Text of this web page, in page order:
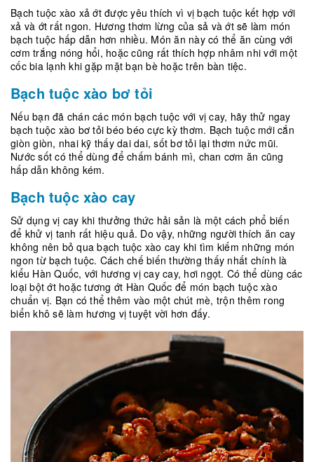
Bạch tuộc xào xả ớt được yêu thích vì vị bạch tuộc kết hợp với
xả và ớt rất ngon. Hương thơm lừng của sả và ớt sẽ làm món
bạch tuộc hấp dẫn hơn nhiều. Món ăn này có thể ăn cùng với
cơm trắng nóng hổi, hoặc cũng rất thích hợp nhâm nhi với một
cốc bia lạnh khi gặp mặt bạn bè hoặc trên bàn tiệc.
Bạch tuộc xào bơ tỏi
Nếu bạn đã chán các món bạch tuộc với vị cay, hãy thử ngay
bạch tuộc xào bơ tỏi béo béo cực kỳ thơm. Bạch tuộc mới cắn
giòn giòn, nhai kỹ thấy dai dai, sốt bơ tỏi lại thơm nức mũi.
Nước sốt có thể dùng để chấm bánh mì, chan cơm ăn cũng
hấp dẫn không kém.
Bạch tuộc xào cay
Sử dụng vị cay khi thưởng thức hải sản là một cách phổ biến
để khử vị tanh rất hiệu quả. Do vậy, những người thích ăn cay
không nên bỏ qua bạch tuộc xào cay khi tìm kiếm những món
ngon từ bạch tuộc. Cách chế biến thường thấy nhất chính là
kiểu Hàn Quốc, với hương vị cay cay, hơi ngọt. Có thể dùng các
loại bột ớt hoặc tương ớt Hàn Quốc để món bạch tuộc xào
chuẩn vị. Bạn có thể thêm vào một chút mè, trộn thêm rong
biển khô sẽ làm hương vị tuyệt vời hơn đấy.